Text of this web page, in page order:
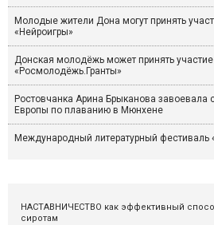
Молодые жители Дона могут принять
«Нейроигры»
Донская молодёжь может принять участие
«Росмолодёжь.Гранты»
Ростовчанка Арина Брыканова завоевала
Европы по плаванию в Мюнхене
Международный литературный фестиваль
НАСТАВНИЧЕСТВО как эффективный
сиротам